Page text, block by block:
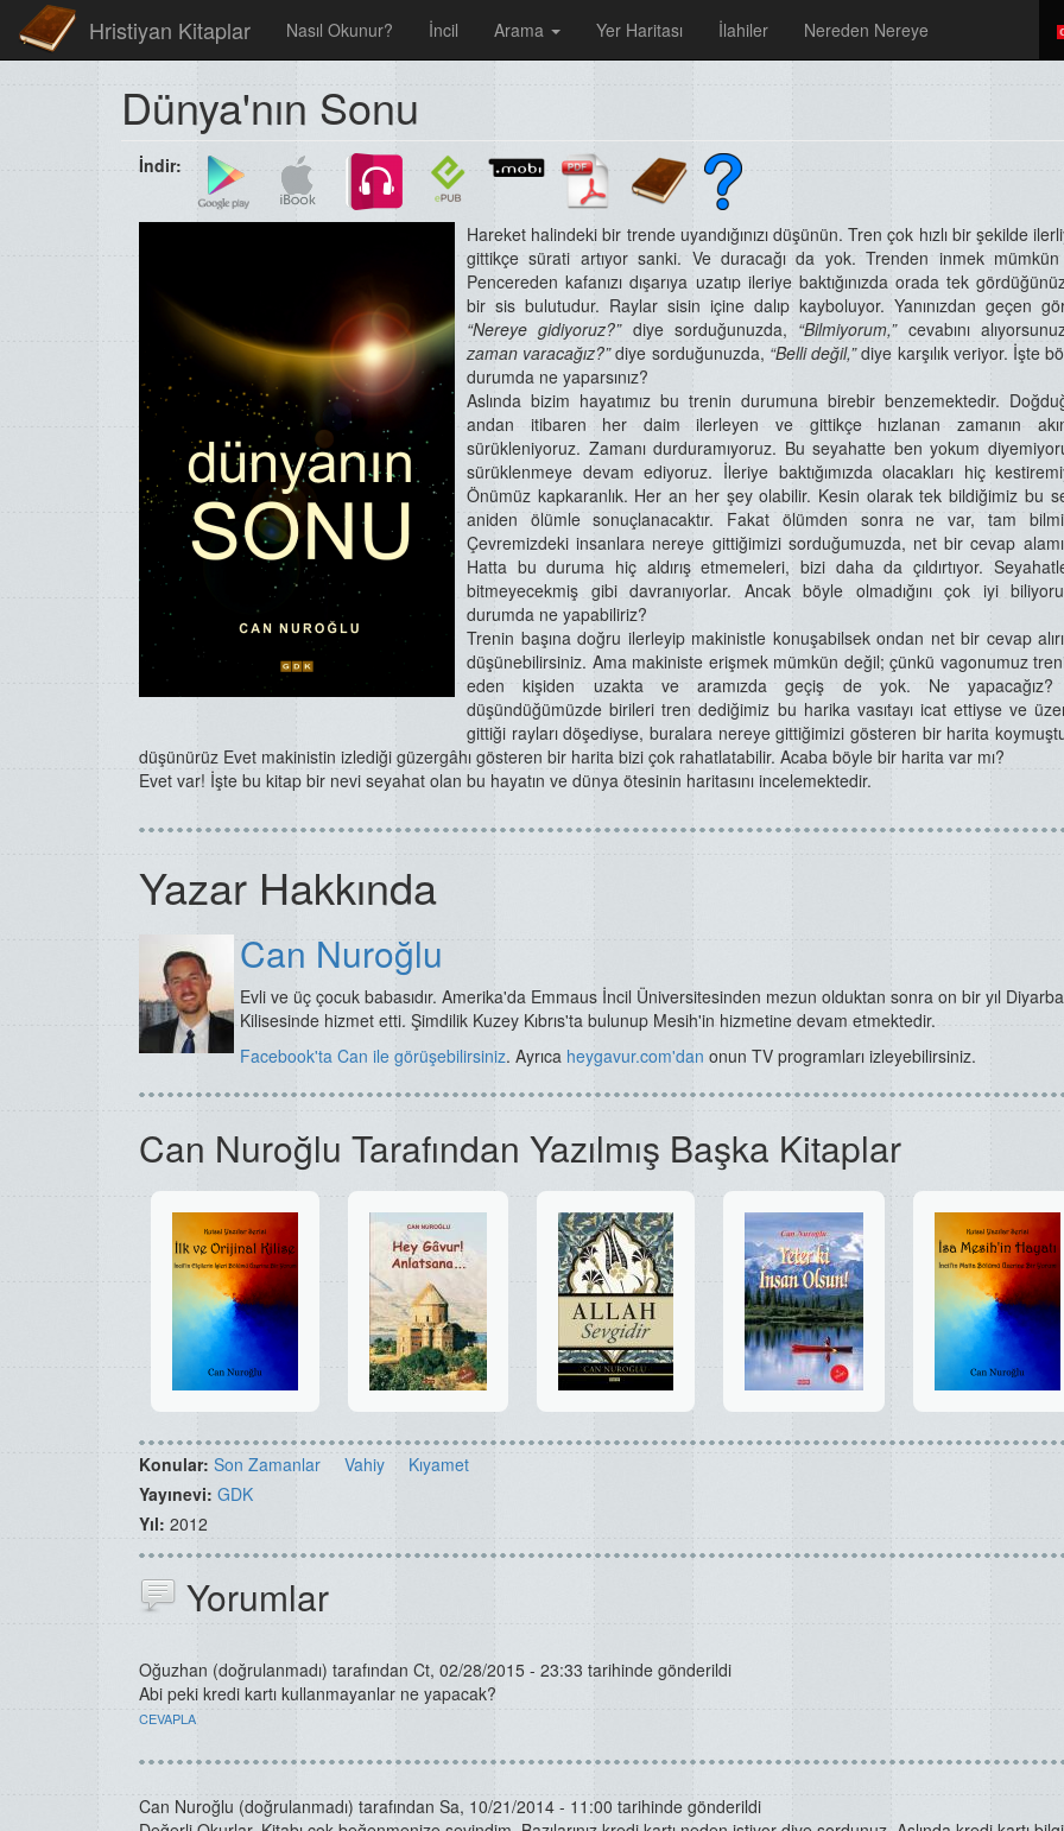
Hristiyan Kitaplar Nasıl Okunur? İncil Arama Yer Haritası İlahiler Nereden Nereye
Dünya'nın Sonu
İndir:
Hareket halindeki bir trende uyandığınızı düşünün. Tren çok hızlı bir şekilde
gittikçe sürati artıyor sanki. Ve duracağı da yok. Trenden inmek
Pencereden kafanızı dışarıya uzatıp ileriye baktığınızda orada tek
bir sis bulutudur. Raylar sisin içine dalıp kayboluyor. Yanınızdan geçen
“Nereye gidiyoruz?”diye sorduğunuzda, “Bilmiyorum,”cevabını
zaman varacağız?”diye sorduğunuzda, “Belli değil,”diye karşılık veriyor. İşte
durumda ne yaparsınız?
Aslında bizim hayatımız bu trenin durumuna birebir benzemektedir.
andan itibaren her daim ilerleyen ve gittikçe hızlanan zamanın
sürükleniyoruz. Zamanı durduramıyoruz. Bu seyahatte ben yokum
sürüklenmeye devam ediyoruz. İleriye baktığımızda olacakları hiç
Önümüz kapkaranlık. Her an her şey olabilir. Kesin olarak tek bildiğimiz bu
aniden ölümle sonuçlanacaktır. Fakat ölümden sonra ne var, tam
Çevremizdeki insanlara nereye gittiğimizi sorduğumuzda, net bir cevap
Hatta bu duruma hiç aldırış etmemeleri, bizi daha da çıldırtıyor.
bitmeyecekmiş gibi davranıyorlar. Ancak böyle olmadığını çok iyi
durumda ne yapabiliriz?
Trenin başına doğru ilerleyip makinistle konuşabilsek ondan net bir cevap
düşünebilirsiniz. Ama makiniste erişmek mümkün değil; çünkü vagonumuz
eden kişiden uzakta ve aramızda geçiş de yok. Ne yapacağız?
düşündüğümüzde birileri tren dediğimiz bu harika vasıtayı icat ettiyse ve
gittiği rayları döşediyse, buralara nereye gittiğimizi gösteren bir harita
düşünürüz Evet makinistin izlediği güzergâhı gösteren bir harita bizi çok rahatlatabilir. Acaba böyle bir harita var mı?
Evet var! İşte bu kitap bir nevi seyahat olan bu hayatın ve dünya ötesinin haritasını incelemektedir.
Yazar Hakkında
Can Nuroğlu
Evli ve üç çocuk babasıdır. Amerika'da Emmaus İncil Üniversitesinden mezun olduktan sonra on bir yıl
Kilisesinde hizmet etti. Şimdilik Kuzey Kıbrıs'ta bulunup Mesih'in hizmetine devam etmektedir.
Facebook'ta Can ile görüşebilirsiniz. Ayrıca heygavur.com'dan onun TV programları izleyebilirsiniz.
Can Nuroğlu Tarafından Yazılmış Başka Kitaplar
Konular: Son Zamanlar Vahiy
Kıyamet
Yayınevi: GDK
Yıl: 2012
Yorumlar
Oğuzhan (doğrulanmadı) tarafından Ct, 02/28/2015 - 23:33 tarihinde gönderildi
Abi peki kredi kartı kullanmayanlar ne yapacak?
CEVAPLA
Can Nuroğlu (doğrulanmadı) tarafından Sa, 10/21/2014 - 11:00 tarihinde gönderildi